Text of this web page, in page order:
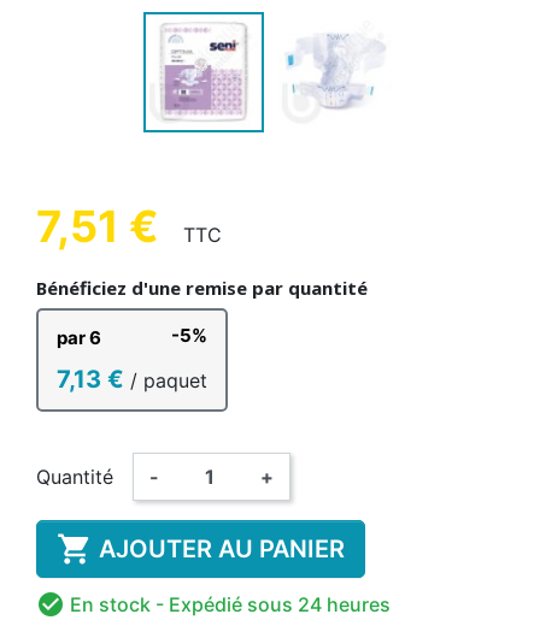
7,51 € TTC
Bénéficiez d'une remise par quantité
par 6 -5%
7,13 € / paquet
Quantité - +
 AJOUTER AU PANIER
 En stock - Expédié sous 24 heures